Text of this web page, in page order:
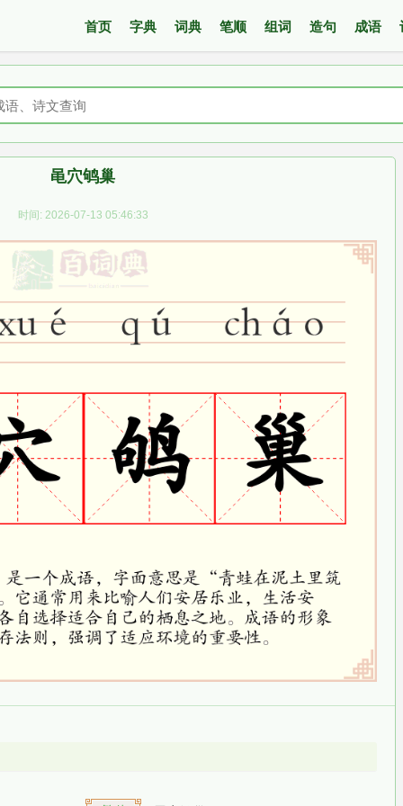
首页 字典 词典 笔顺 组词 造句 成语
黾穴鸲巢
时间: 2026-07-13 05:46:33